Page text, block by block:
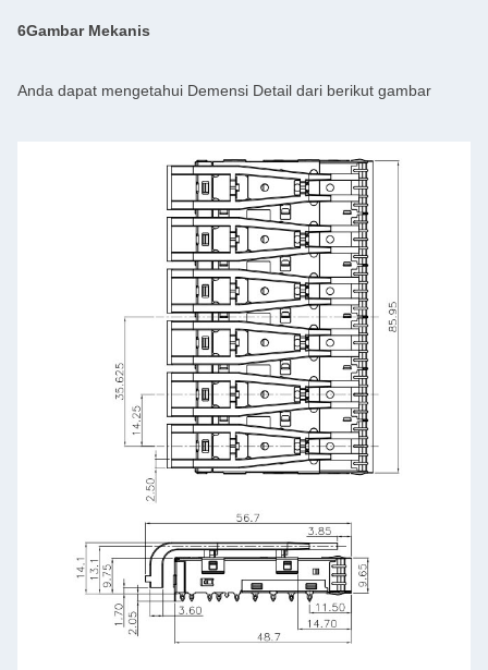
6Gambar Mekanis
Anda dapat mengetahui Demensi Detail dari berikut gambar